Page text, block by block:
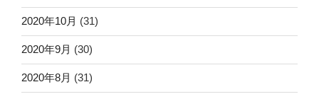
2020年10月 (31)
2020年9月 (30)
2020年8月 (31)